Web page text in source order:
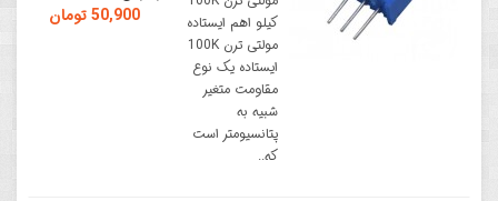
50,900 تومان
کیلو اهم ایستاده
مولتی ترن 100K
ایستاده یک نوع
مقاومت متغیر
شبیه به
پتانسیومتر است
که..